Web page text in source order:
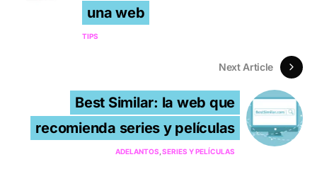
una web
TIPS
Next Article
Best Similar: la web que
recomienda series y películas
ADELANTOS SERIES Y PELÍCULAS